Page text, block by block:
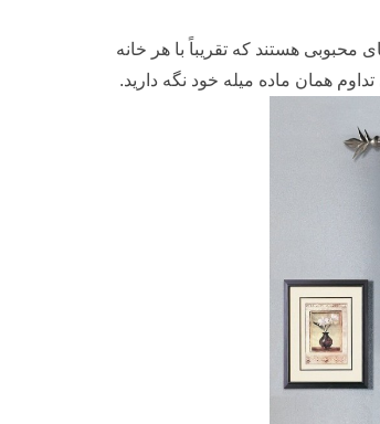
محبوبی هستند که تقریباً با هر خانه
همان ماده میله خود نگه دارید.